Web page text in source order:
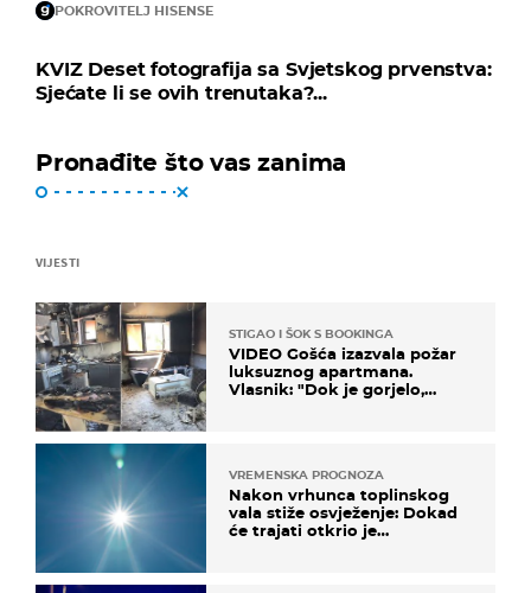
POKROVITELJ HISENSE
KVIZ Deset fotografija sa Svjetskog prvenstva:
Sjećate li se ovih trenutaka?...
Pronađite što vas zanima
VIJESTI
STIGAO I ŠOK S BOOKINGA
VIDEO Gošća izazvala požar
luksuznog apartmana.
Vlasnik: "Dok je gorjelo,
VREMENSKA PROGNOZA
Nakon vrhunca toplinskog
vala stiže osvježenje: Dokad
će trajati otkrio je